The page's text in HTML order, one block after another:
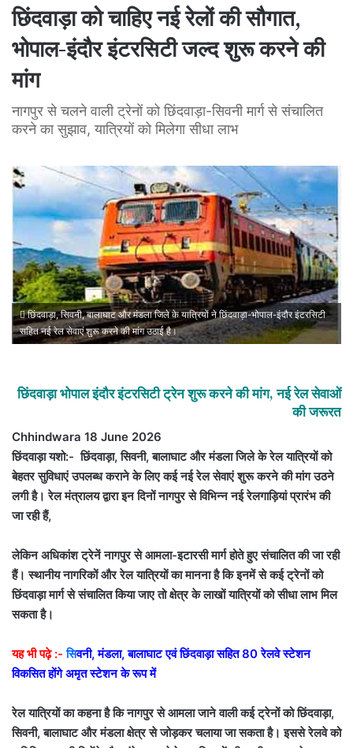
छिंदवाड़ा को चाहिए नई रेलों की सौगात,
भोपाल-इंदौर इंटरसिटी जल्द शुरू करने की
मांग
नागपुर से चलने वाली ट्रेनों को छिंदवाड़ा-सिवनी मार्ग से संचालित
करने का सुझाव, यात्रियों को मिलेगा सीधा लाभ
छिंदवाड़ा, सिवनी, बालाघाट और मंडला जिले के यात्रियों ने छिंदवाड़ा-भोपाल-इंदौर इंटरसिटी
सहित नई रेल सेवाएं शुरू करने की मांग उठाई है।
छिंदवाड़ा भोपाल इंदौर इंटरसिटी ट्रेन शुरू करने की मांग, नई रेल सेवाओं
की जरूरत
Chhindwara 18 June 2026
छिंदवाड़ा यशो:- छिंदवाड़ा, सिवनी, बालाघाट और मंडला जिले के रेल यात्रियों को
बेहतर सुविधाएं उपलब्ध कराने के लिए कई नई रेल सेवाएं शुरू करने की मांग उठने
लगी है। रेल मंत्रालय द्वारा इन दिनों नागपुर से विभिन्न नई रेलगाड़ियां प्रारंभ की
जा रही हैं,
लेकिन अधिकांश ट्रेनें नागपुर से आमला-इटारसी मार्ग होते हुए संचालित की जा रही
हैं। स्थानीय नागरिकों और रेल यात्रियों का मानना है कि इनमें से कई ट्रेनों को
छिंदवाड़ा मार्ग से संचालित किया जाए तो क्षेत्र के लाखों यात्रियों को सीधा लाभ मिल
सकता है।
यह भी पढ़े :-सिवनी, मंडला, बालाघाट एवं छिंदवाड़ा सहित 80 रेलवे स्टेशन
विकसित होंगे अमृत स्टेशन के रूप में
रेल यात्रियों का कहना है कि नागपुर से आमला जाने वाली कई ट्रेनों को छिंदवाड़ा,
सिवनी, बालाघाट और मंडला क्षेत्र से जोड़कर चलाया जा सकता है। इससे रेलवे को